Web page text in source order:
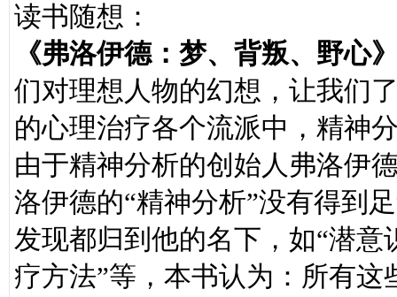
读书随想：
《弗洛伊德：梦、背叛、野心
们对理想人物的幻想，让我们
的心理治疗各个流派中，精神
由于精神分析的创始人弗洛伊
洛伊德的“精神分析”没有得到
发现都归到他的名下，如“潜
疗方法”等，本书认为：所有